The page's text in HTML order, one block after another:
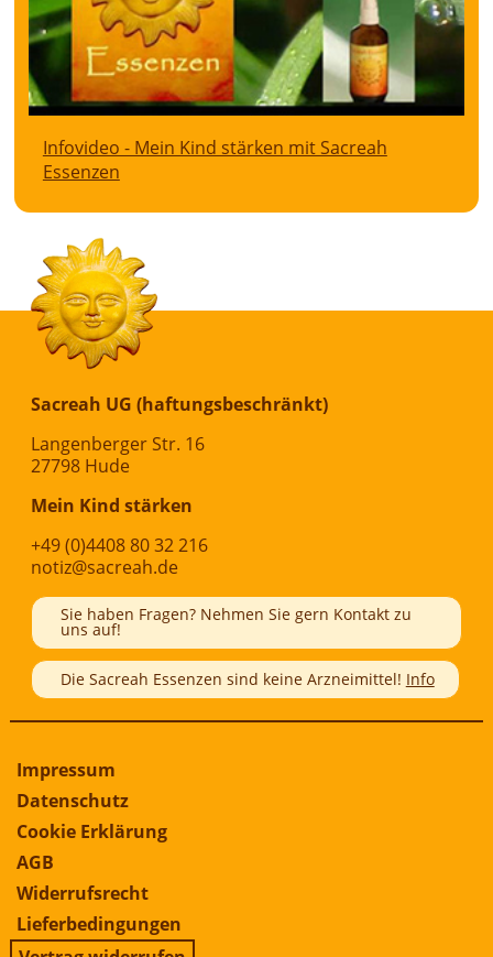
Infovideo - Mein Kind stärken mit Sacreah
Essenzen
Sacreah UG (haftungsbeschränkt)
Langenberger Str. 16
27798 Hude
Mein Kind stärken
+49 (0)4408 80 32 216
notiz@sacreah.de
Sie haben Fragen? Nehmen Sie gern Kontakt zu
uns auf!
Die Sacreah Essenzen sind keine Arzneimittel! Info
Impressum
Datenschutz
Cookie Erklärung
AGB
Widerrufsrecht
Lieferbedingungen